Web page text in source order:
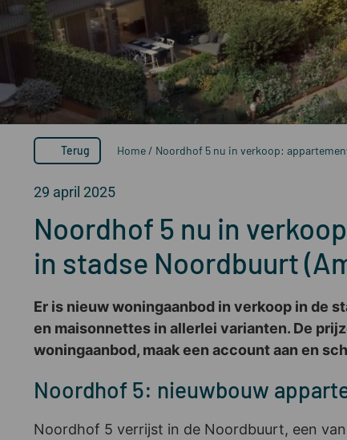
Terug Home / Noordhof 5 nu in verkoop:
29 april 2025
Noordhof 5 nu in
in stadse Noordbuurt
Er is nieuw woningaanbod in verkoop in de
en maisonnettes in allerlei varianten. De
woningaanbod, maak een account aan en
Noordhof 5: nieuwbouw
Noordhof 5 verrijst in de Noordbuurt, een